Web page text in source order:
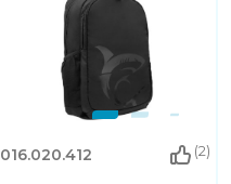
016.020.412 (2)